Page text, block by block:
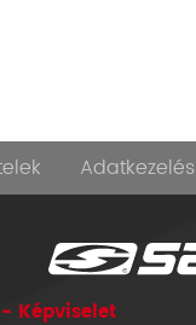
Adatkezelés
- Képviselet